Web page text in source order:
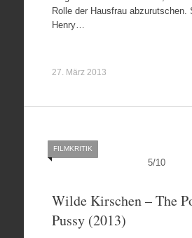
Rolle der Hausfrau abzurutschen.
Henry…
27. März 2013
5/10
FILMKRITIK
Wilde Kirschen – The
Pussy (2013)